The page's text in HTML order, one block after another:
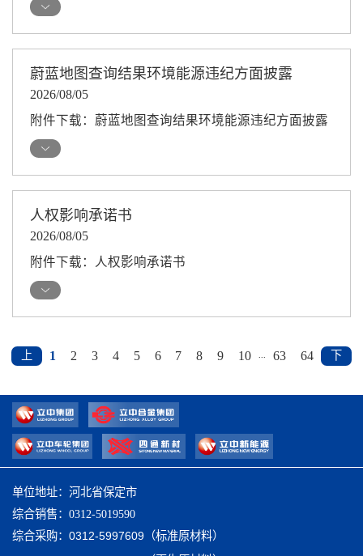
蔚蓝地图查询结果环境能源违纪方面披露
2026/08/05
附件下载：蔚蓝地图查询结果环境能源违纪方面披露
人权影响承诺书
2026/08/05
附件下载：人权影响承诺书
上
页
1 2 3 4 5 6 7 8 9 10 ... 63 64
下
页
单位地址：河北省保定市
综合销售：0312-5019590
综合采购： 0312-5997609（标准原材料）